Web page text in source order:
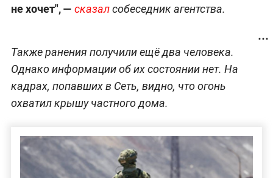
не хочет", — сказалсобеседник агентства.
Также ранения получили ещё два человека.
Однако информации об их состоянии нет. На
кадрах, попавших в Сеть, видно, что огонь
охватил крышу частного дома.